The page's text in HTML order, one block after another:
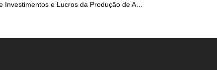
e Lucros da Produção de Amido de Batata-doce